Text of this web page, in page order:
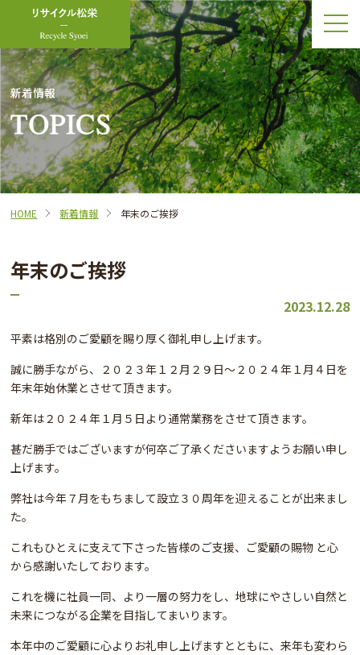
新着情報
HOME 新着情報 年末のご挨拶
年末のご挨拶
2023.12.28
平素は格別のご愛顧を賜り厚く御礼申し上げます。
誠に勝手ながら、２０２３年１２月２９日～２０２４年１月４日を
年末年始休業とさせて頂きます。
新年は２０２４年１月５日より通常業務をさせて頂きます。
甚だ勝手ではございますが何卒ご了承くださいますようお願い申し
上げます。
弊社は今年７月をもちまして設立３０周年を迎えることが出来まし
た。
これもひとえに支えて下さった皆様のご支援、ご愛顧の賜物 と心
から感謝いたしております。
これを機に社員一同、より一層の努力をし、地球にやさしい自然と
未来につながる企業を目指してまいります。
本年中のご愛顧に心よりお礼申し上げますとともに、来年も変わら